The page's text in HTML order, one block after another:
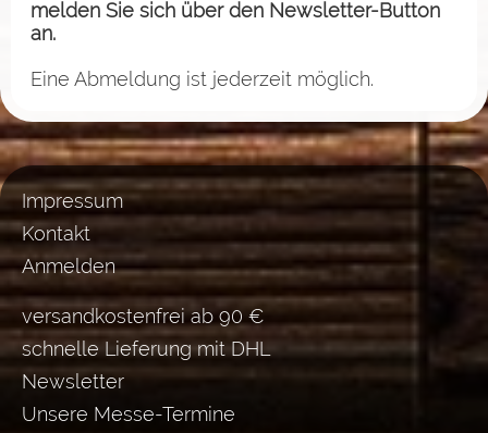
melden Sie sich über den Newsletter-Button
an.
Eine Abmeldung ist jederzeit möglich.
Impressum
Kontakt
Anmelden
versandkostenfrei ab 90 €
schnelle Lieferung mit DHL
Newsletter
Unsere Messe-Termine